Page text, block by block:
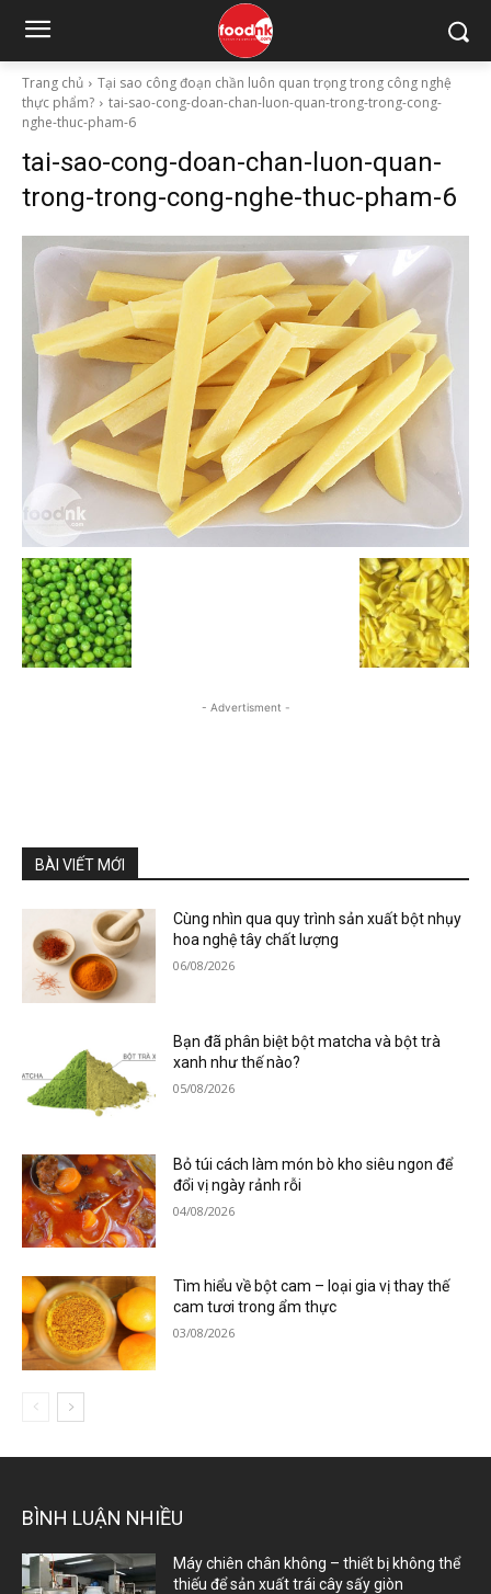
Trang chủ
Tại sao công đoạn chần luôn quan trọng trong công nghệ
thực phẩm?
tai-sao-cong-doan-chan-luon-quan-trong-trong-cong-
nghe-thuc-pham-6
tai-sao-cong-doan-chan-luon-quan-
trong-trong-cong-nghe-thuc-pham-6
- Advertisment -
BÀI VIẾT MỚI
Cùng nhìn qua quy trình sản xuất bột nhụy
hoa nghệ tây chất lượng
06/08/2026
Bạn đã phân biệt bột matcha và bột trà
xanh như thế nào?
05/08/2026
Bỏ túi cách làm món bò kho siêu ngon để
đổi vị ngày rảnh rỗi
04/08/2026
Tìm hiểu về bột cam – loại gia vị thay thế
cam tươi trong ẩm thực
03/08/2026
BÌNH LUẬN NHIỀU
Máy chiên chân không – thiết bị không thể
thiếu để sản xuất trái cây sấy giòn